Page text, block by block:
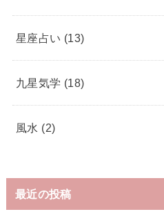
星座占い (13)
九星気学 (18)
風水 (2)
最近の投稿